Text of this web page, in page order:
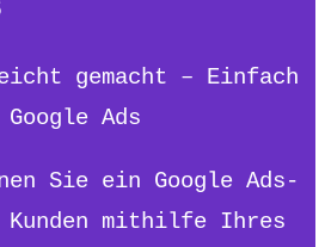
gemacht – Einfach
Ads
Sie ein Google Ads-
mithilfe Ihres